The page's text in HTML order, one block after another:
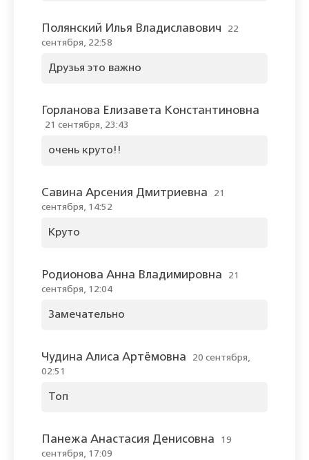
Полянский Илья Владиславович
22
сентября, 22:58
Друзья это важно
Горланова Елизавета Константиновна
21 сентября, 23:43
очень круто!!
Савина Арсения Дмитриевна
21
сентября, 14:52
Круто
Родионова Анна Владимировна
21
сентября, 12:04
Замечательно
Чудина Алиса Артёмовна
20 сентября,
02:51
Топ
Панежа Анастасия Денисовна
19
сентября, 17:09